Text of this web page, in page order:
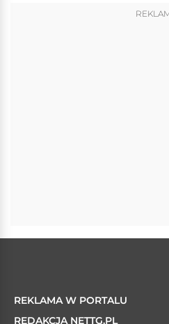
REKLAMA W PORTALU
REDAKCJA NETTG.PL